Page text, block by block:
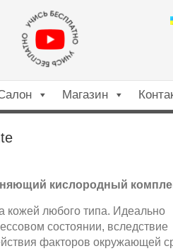
Магазин
кислородный
кожей любого типа. Идеально
состоянии, вследствие
факторов окружающей